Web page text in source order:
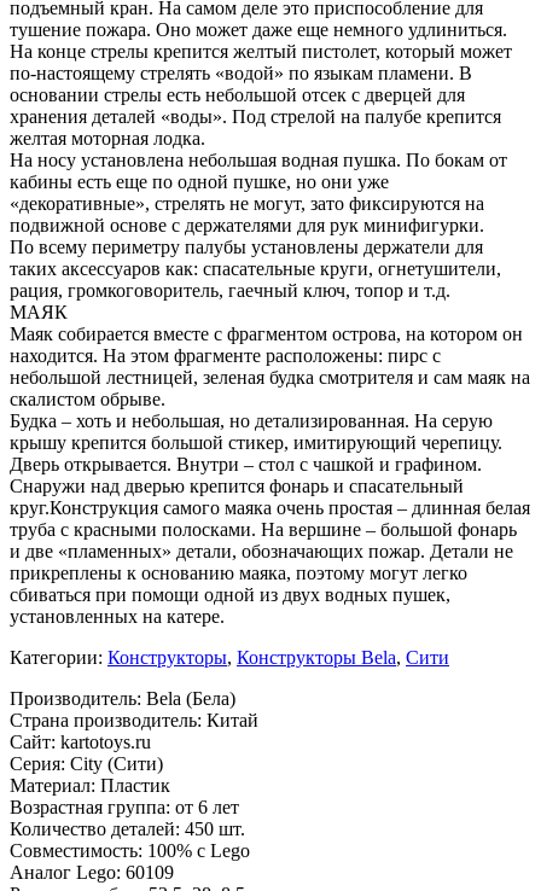
подъемный кран. На самом деле это приспособление для
тушение пожара. Оно может даже еще немного удлиниться.
На конце стрелы крепится желтый пистолет, который может
по-настоящему стрелять «водой» по языкам пламени. В
основании стрелы есть небольшой отсек с дверцей для
хранения деталей «воды». Под стрелой на палубе крепится
желтая моторная лодка.
На носу установлена небольшая водная пушка. По бокам от
кабины есть еще по одной пушке, но они уже
«декоративные», стрелять не могут, зато фиксируются на
подвижной основе с держателями для рук минифигурки.
По всему периметру палубы установлены держатели для
таких аксессуаров как: спасательные круги, огнетушители,
рация, громкоговоритель, гаечный ключ, топор и т.д.
МАЯК
Маяк собирается вместе с фрагментом острова, на котором он
находится. На этом фрагменте расположены: пирс с
небольшой лестницей, зеленая будка смотрителя и сам маяк на
скалистом обрыве.
Будка – хоть и небольшая, но детализированная. На серую
крышу крепится большой стикер, имитирующий черепицу.
Дверь открывается. Внутри – стол с чашкой и графином.
Снаружи над дверью крепится фонарь и спасательный
круг.Конструкция самого маяка очень простая – длинная белая
труба с красными полосками. На вершине – большой фонарь
и две «пламенных» детали, обозначающих пожар. Детали не
прикреплены к основанию маяка, поэтому могут легко
сбиваться при помощи одной из двух водных пушек,
установленных на катере.
Категории: Конструкторы, Конструкторы Bela, Сити
Производитель: Bela (Бела)
Страна производитель: Китай
Сайт: kartotoys.ru
Серия: City (Сити)
Материал: Пластик
Возрастная группа: от 6 лет
Количество деталей: 450 шт.
Совместимость: 100% с Lego
Аналог Lego: 60109